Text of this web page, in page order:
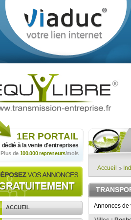
1ER PORTAIL
dédié à la vente d'entreprises
Plus de 100.000 repreneurs/mois
ACCUEIL
Accueil
Annonces de